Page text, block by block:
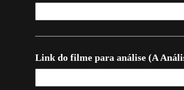
Link do filme para análise (A